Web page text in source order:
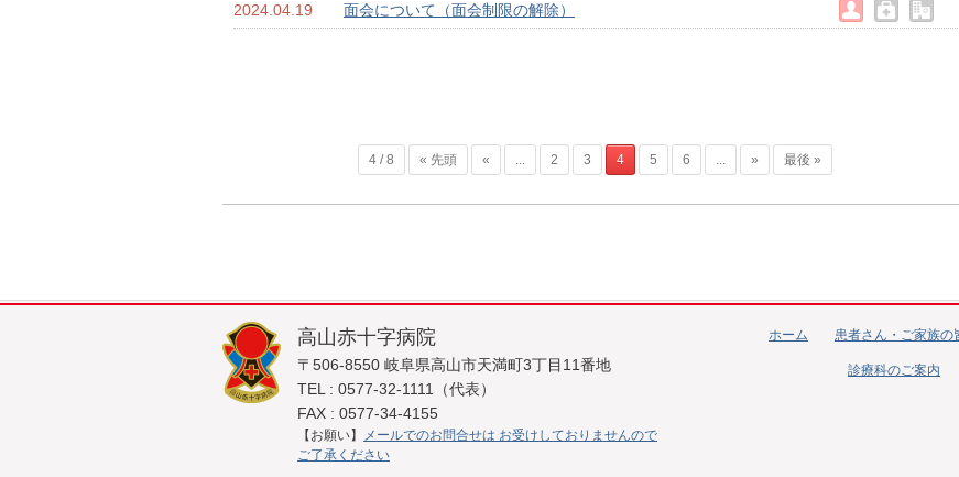
2024.04.19 面会について（面会制限の解除）
4 / 8 « 先頭 « ... 2 3 4 5 6 ... » 最後 »
高山赤十字病院
〒506-8550 岐阜県高山市天満町3丁目11番地
TEL : 0577-32-1111（代表）
FAX : 0577-34-4155
【お願い】
メールでのお問合せは お受けしておりませんので
ご了承ください
ホーム 患者さん・ご家族の
診療科のご案内